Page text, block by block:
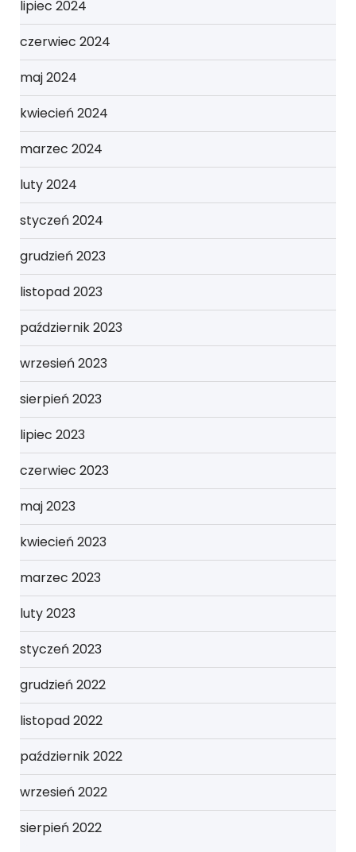
lipiec 2024
czerwiec 2024
maj 2024
kwiecień 2024
marzec 2024
luty 2024
styczeń 2024
grudzień 2023
listopad 2023
październik 2023
wrzesień 2023
sierpień 2023
lipiec 2023
czerwiec 2023
maj 2023
kwiecień 2023
marzec 2023
luty 2023
styczeń 2023
grudzień 2022
listopad 2022
październik 2022
wrzesień 2022
sierpień 2022